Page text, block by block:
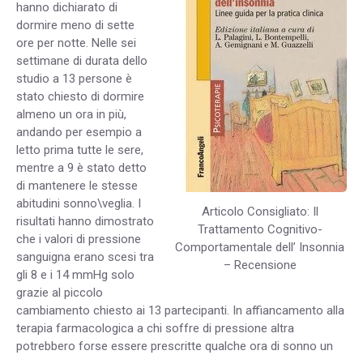
Articolo Consigliato: Il
Trattamento Cognitivo-
Comportamentale dell’ Insonnia
– Recensione
hanno dichiarato di
dormire meno di sette
ore per notte. Nelle sei
settimane di durata dello
studio a 13 persone è
stato chiesto di dormire
almeno un ora in più,
andando per esempio a
letto prima tutte le sere,
mentre a 9 è stato detto
di mantenere le stesse
abitudini sonno\veglia. I
risultati hanno dimostrato
che i valori di pressione
sanguigna erano scesi tra
gli 8 e i 14 mmHg solo
grazie al piccolo
cambiamento chiesto ai 13 partecipanti. In affiancamento alla
terapia farmacologica a chi soffre di pressione altra
potrebbero forse essere prescritte qualche ora di sonno un